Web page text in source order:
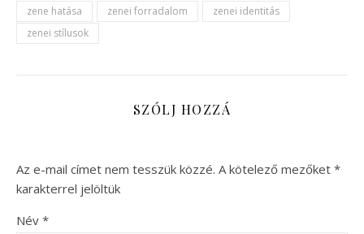
zene hatása
zenei forradalom
zenei identitás
zenei stílusok
SZÓLJ HOZZÁ
Az e-mail címet nem tesszük közzé. A kötelező mezőket *
karakterrel jelöltük
Név *